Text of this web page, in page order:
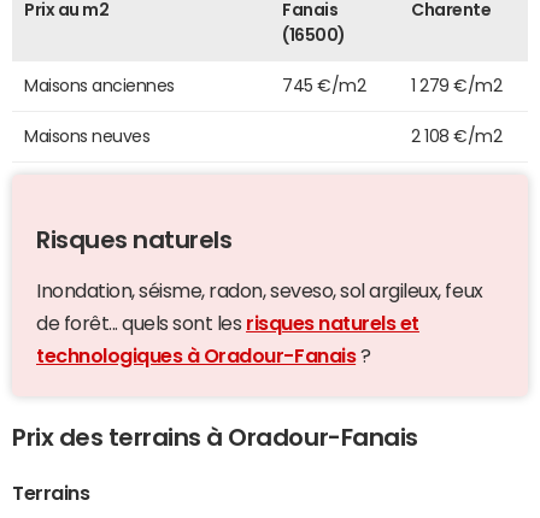
Prix au m2
Fanais
(16500)
Charente
Maisons anciennes 745 €/m2 1 279 €/m2
Maisons neuves 2 108 €/m2
Risques naturels
Inondation, séisme, radon, seveso, sol argileux, feux
de forêt... quels sont les risques naturels et
technologiques à Oradour-Fanais?
Prix des terrains à Oradour-Fanais
Terrains